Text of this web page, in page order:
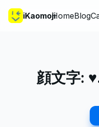
iKaomojiHomeBlog
顔文字: